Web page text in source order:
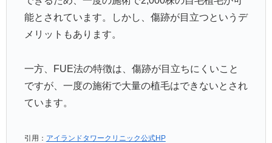
能とされています。しかし、傷跡が目立つというデ
メリットもあります。
一方、FUE法の特徴は、傷跡が目立ちにくいこと
ですが、一度の施術で大量の植毛はできないとされ
ています。
引用： アイランドタワークリニック公式HP